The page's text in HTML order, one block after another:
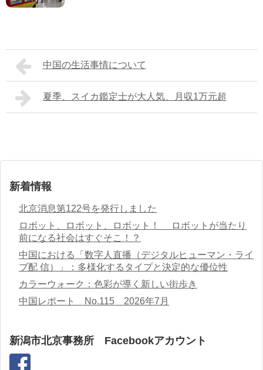
中国の生活事情について
夏季、スイカ鑑定士が大人気、月収1万元超
新着情報
北京消息第122号を発行しました
ロボット、ロボット、ロボット！ ロボットが当たり
前になる社会はすぐそこ！？
中国における「数字人直播（デジタルヒューマン・ライ
ブ配 信）」：多様化するタイプと決定的な優位性
カラーウォーク：色彩が導く新しい街歩き
中国レポート No.115 2026年7月
新潟市北京事務所 Facebookアカウント